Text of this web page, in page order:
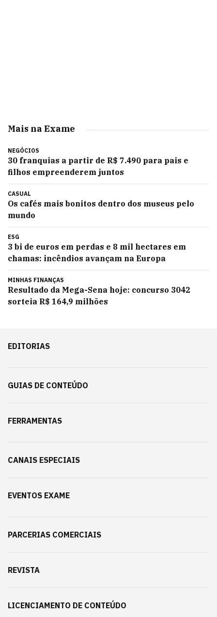
Mais na Exame
NEGÓCIOS
30 franquias a partir de R$ 7.490 para pais e
filhos empreenderem juntos
CASUAL
Os cafés mais bonitos dentro dos museus pelo
mundo
ESG
3 bi de euros em perdas e 8 mil hectares em
chamas: incêndios avançam na Europa
MINHAS FINANÇAS
Resultado da Mega-Sena hoje: concurso 3042
sorteia R$ 164,9 milhões
EDITORIAS
GUIAS DE CONTEÚDO
FERRAMENTAS
CANAIS ESPECIAIS
EVENTOS EXAME
PARCERIAS COMERCIAIS
REVISTA
LICENCIAMENTO DE CONTEÚDO